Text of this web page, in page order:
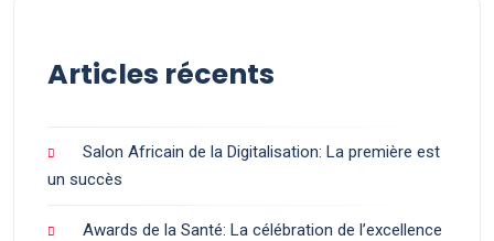
Articles récents
Salon Africain de la Digitalisation: La première est
un succès
Awards de la Santé: La célébration de l’excellence